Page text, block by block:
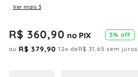
Ver mais 3
R$ 360,90 no PIX 5% off
ou R$ 379,90 12x deR$ 31,65 sem juros